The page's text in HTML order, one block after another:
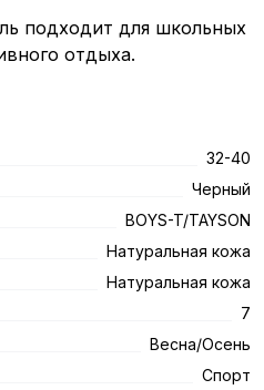
подходит для школьных
отдыха.
32-40
Черный
BOYS-T/TAYSON
Натуральная кожа
Натуральная кожа
7
Весна/Осень
Спорт